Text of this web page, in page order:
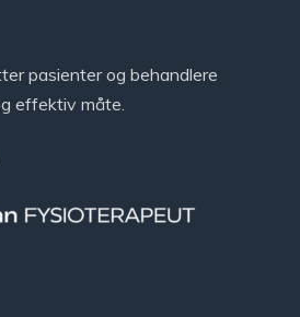
pasienter og behandlere
effektiv måte.